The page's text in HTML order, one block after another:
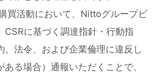
買活動において、Nittoグループビ
CSRに基づく調達指針・行動指
、法令、および企業倫理に違反し
る場合）通報いただくことで、